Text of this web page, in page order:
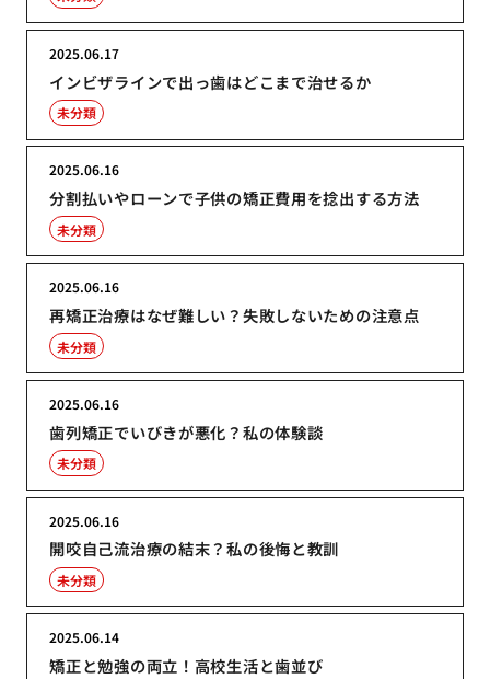
インビザラインで出っ歯はどこまで治せるか
2025.06.17
未分類
分割払いやローンで子供の矯正費用を捻出する方法
2025.06.16
未分類
再矯正治療はなぜ難しい？失敗しないための注意点
2025.06.16
未分類
歯列矯正でいびきが悪化？私の体験談
2025.06.16
未分類
開咬自己流治療の結末？私の後悔と教訓
2025.06.16
未分類
矯正と勉強の両立！高校生活と歯並び
2025.06.14